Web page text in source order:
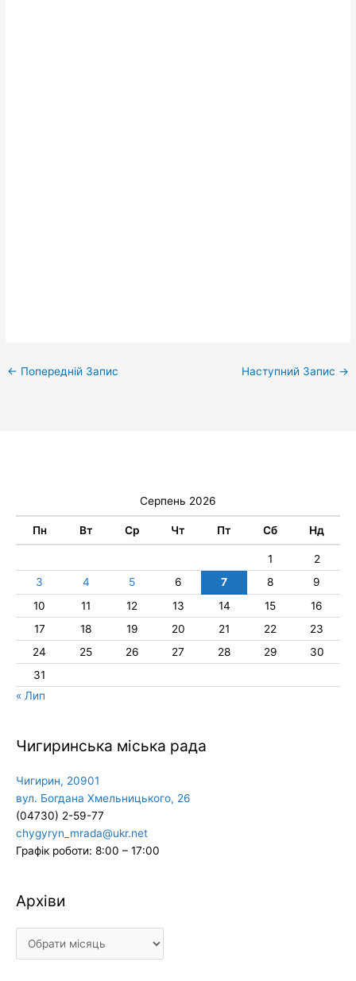
← Попередній Запис Наступний Запис →
Серпень 2026
Пн Вт Ср Чт Пт Сб Нд
1
2
3
4 5 6 7 8
9
10
11 12 13 14 15
16
17
18 19 20 21 22
23
24
25 26 27 28 29
30
31
« Лип
Чигиринська міська рада
Чигирин, 20901
вул. Богдана Хмельницького, 26
(04730) 2-59-77
chygyryn_mrada@ukr.net
Графік роботи: 8:00 – 17:00
Архіви
Архіви